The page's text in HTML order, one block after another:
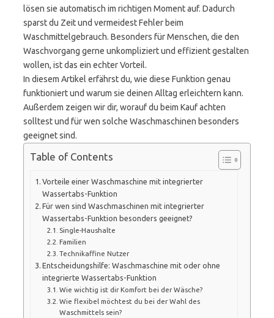
lösen sie automatisch im richtigen Moment auf. Dadurch
sparst du Zeit und vermeidest Fehler beim
Waschmittelgebrauch. Besonders für Menschen, die den
Waschvorgang gerne unkompliziert und effizient gestalten
wollen, ist das ein echter Vorteil.
In diesem Artikel erfährst du, wie diese Funktion genau
funktioniert und warum sie deinen Alltag erleichtern kann.
Außerdem zeigen wir dir, worauf du beim Kauf achten
solltest und für wen solche Waschmaschinen besonders
geeignet sind.
Table of Contents
Vorteile einer Waschmaschine mit integrierter
Wassertabs-Funktion
Für wen sind Waschmaschinen mit integrierter
Wassertabs-Funktion besonders geeignet?
Single-Haushalte
Familien
Technikaffine Nutzer
Entscheidungshilfe: Waschmaschine mit oder ohne
integrierte Wassertabs-Funktion
Wie wichtig ist dir Komfort bei der Wäsche?
Wie flexibel möchtest du bei der Wahl des
Waschmittels sein?